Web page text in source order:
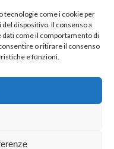
come i cookie per
dispositivo. Il consenso a
come il comportamento di
o ritirare il consenso
e funzioni.
born inMaMaStudiOs